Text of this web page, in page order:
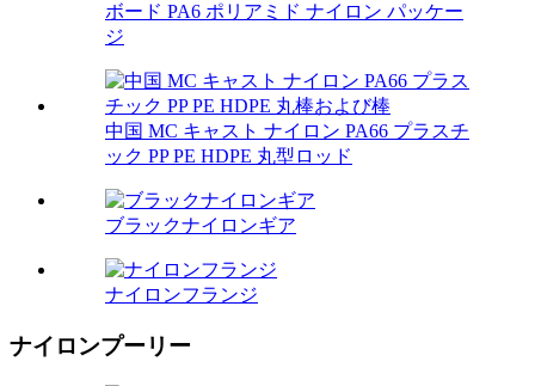
ボード PA6 ポリアミド ナイロン パッケー
ジ
中国 MC キャスト ナイロン PA66 プラスチ
ック PP PE HDPE 丸型ロッド
ブラックナイロンギア
ナイロンフランジ
ナイロンプーリー